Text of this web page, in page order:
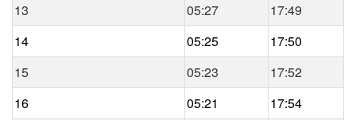
13
05:27
17:49
14
05:25
17:50
15
05:23
17:52
16
05:21
17:54